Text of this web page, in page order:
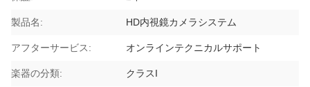
製品名: HD内視鏡カメラシステム
アフターサービス: オンラインテクニカルサポート
楽器の分類: クラスI